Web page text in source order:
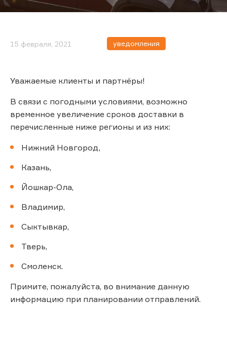
15 февраля, 2021 уведомления
Уважаемые клиенты и партнёры!
В связи с погодными условиями, возможно
временное увеличение сроков доставки в
перечисленные ниже регионы и из них:
Нижний Новгород,
Казань,
Йошкар-Ола,
Владимир,
Сыктывкар,
Тверь,
Смоленск.
Примите, пожалуйста, во внимание данную
информацию при планировании отправлений.